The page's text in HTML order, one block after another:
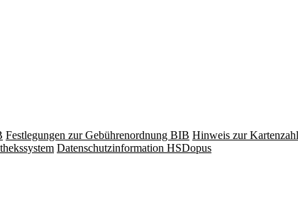
Festlegungen zur Gebührenordnung BIB Hinweis zur
Datenschutzinformation HSDopus